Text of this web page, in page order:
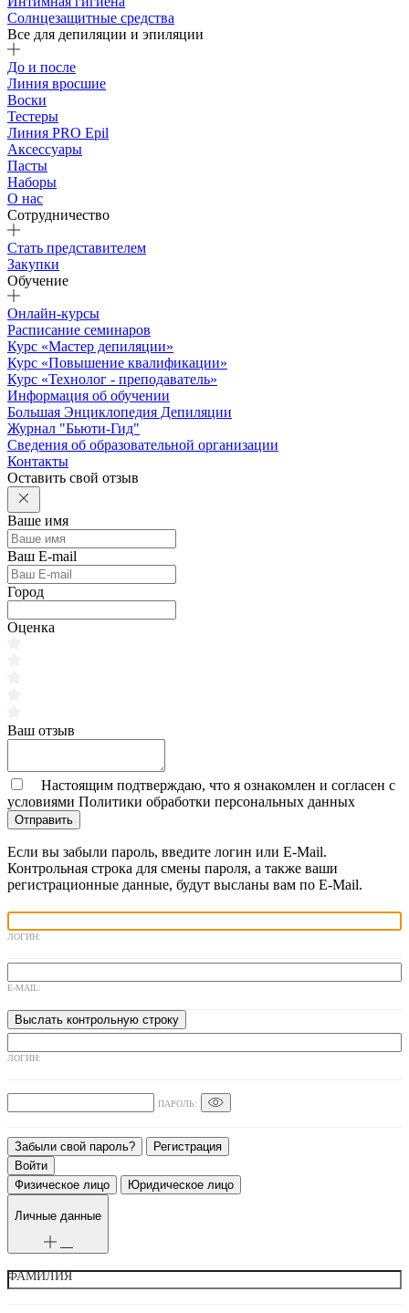
Солнцезащитные средства
Все для депиляции и эпиляции
До и после
Линия вросшие
Воски
Тестеры
Линия PRO Epil
Аксессуары
Пасты
Наборы
О нас
Сотрудничество
Стать представителем
Закупки
Обучение
Онлайн-курсы
Расписание семинаров
Курс «Мастер депиляции»
Курс «Повышение квалификации»
Курс «Технолог - преподаватель»
Информация об обучении
Большая Энциклопедия Депиляции
Журнал "Бьюти-Гид"
Сведения об образовательной организации
Контакты
Оставить свой отзыв
Ваше имя
Ваш E-mail
Город
Оценка
Ваш отзыв
Настоящим подтверждаю, что я ознакомлен и согласен с
условиями Политики обработки персональных данных
Отправить
Если вы забыли пароль, введите логин или E-Mail.
Контрольная строка для смены пароля, а также ваши
регистрационные данные, будут высланы вам по E-Mail.
ЛОГИН:
E-MAIL:
ЛОГИН:
ПАРОЛЬ:
Забыли свой пароль? Регистрация
Физическое лицо Юридическое лицо
Личные данные
ФАМИЛИЯ